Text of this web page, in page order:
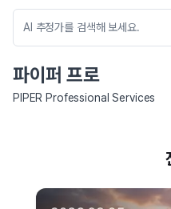
파이퍼 프로
PIPER Professional Services